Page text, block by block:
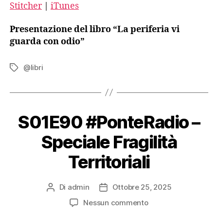
Podcast Addict
iTunes
Stitcher| iTunes
Presentazione del libro “La periferia vi
guarda con odio”
Tag @libri
S01E90 #PonteRadio –
Speciale Fragilità
Territoriali
Autore
articolo
Di admin
DataOttobre 25, 2025
Nessun commentosu